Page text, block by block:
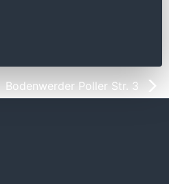
Bodenwerder Poller Str. 3